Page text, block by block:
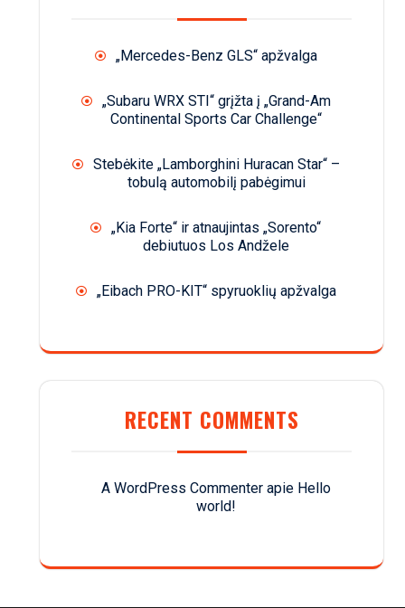
„Mercedes-Benz GLS“ apžvalga
„Subaru WRX STI“ grįžta į „Grand-Am
Continental Sports Car Challenge“
Stebėkite „Lamborghini Huracan Star“ –
tobulą automobilį pabėgimui
„Kia Forte“ ir atnaujintas „Sorento“
debiutuos Los Andžele
„Eibach PRO-KIT“ spyruoklių apžvalga
RECENT COMMENTS
A WordPress Commenter apie Hello
world!